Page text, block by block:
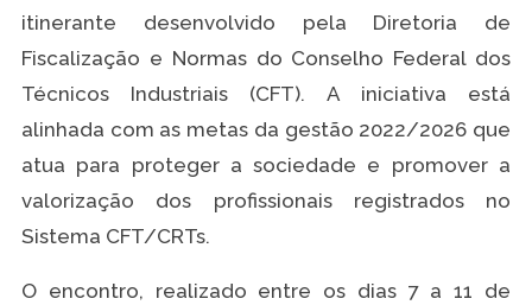
itinerante desenvolvido pela Diretoria de
Fiscalização e Normas do Conselho Federal dos
Técnicos Industriais (CFT). A iniciativa está
alinhada com as metas da gestão 2022/2026 que
atua para proteger a sociedade e promover a
valorização dos profissionais registrados no
Sistema CFT/CRTs.
O encontro, realizado entre os dias 7 a 11 de